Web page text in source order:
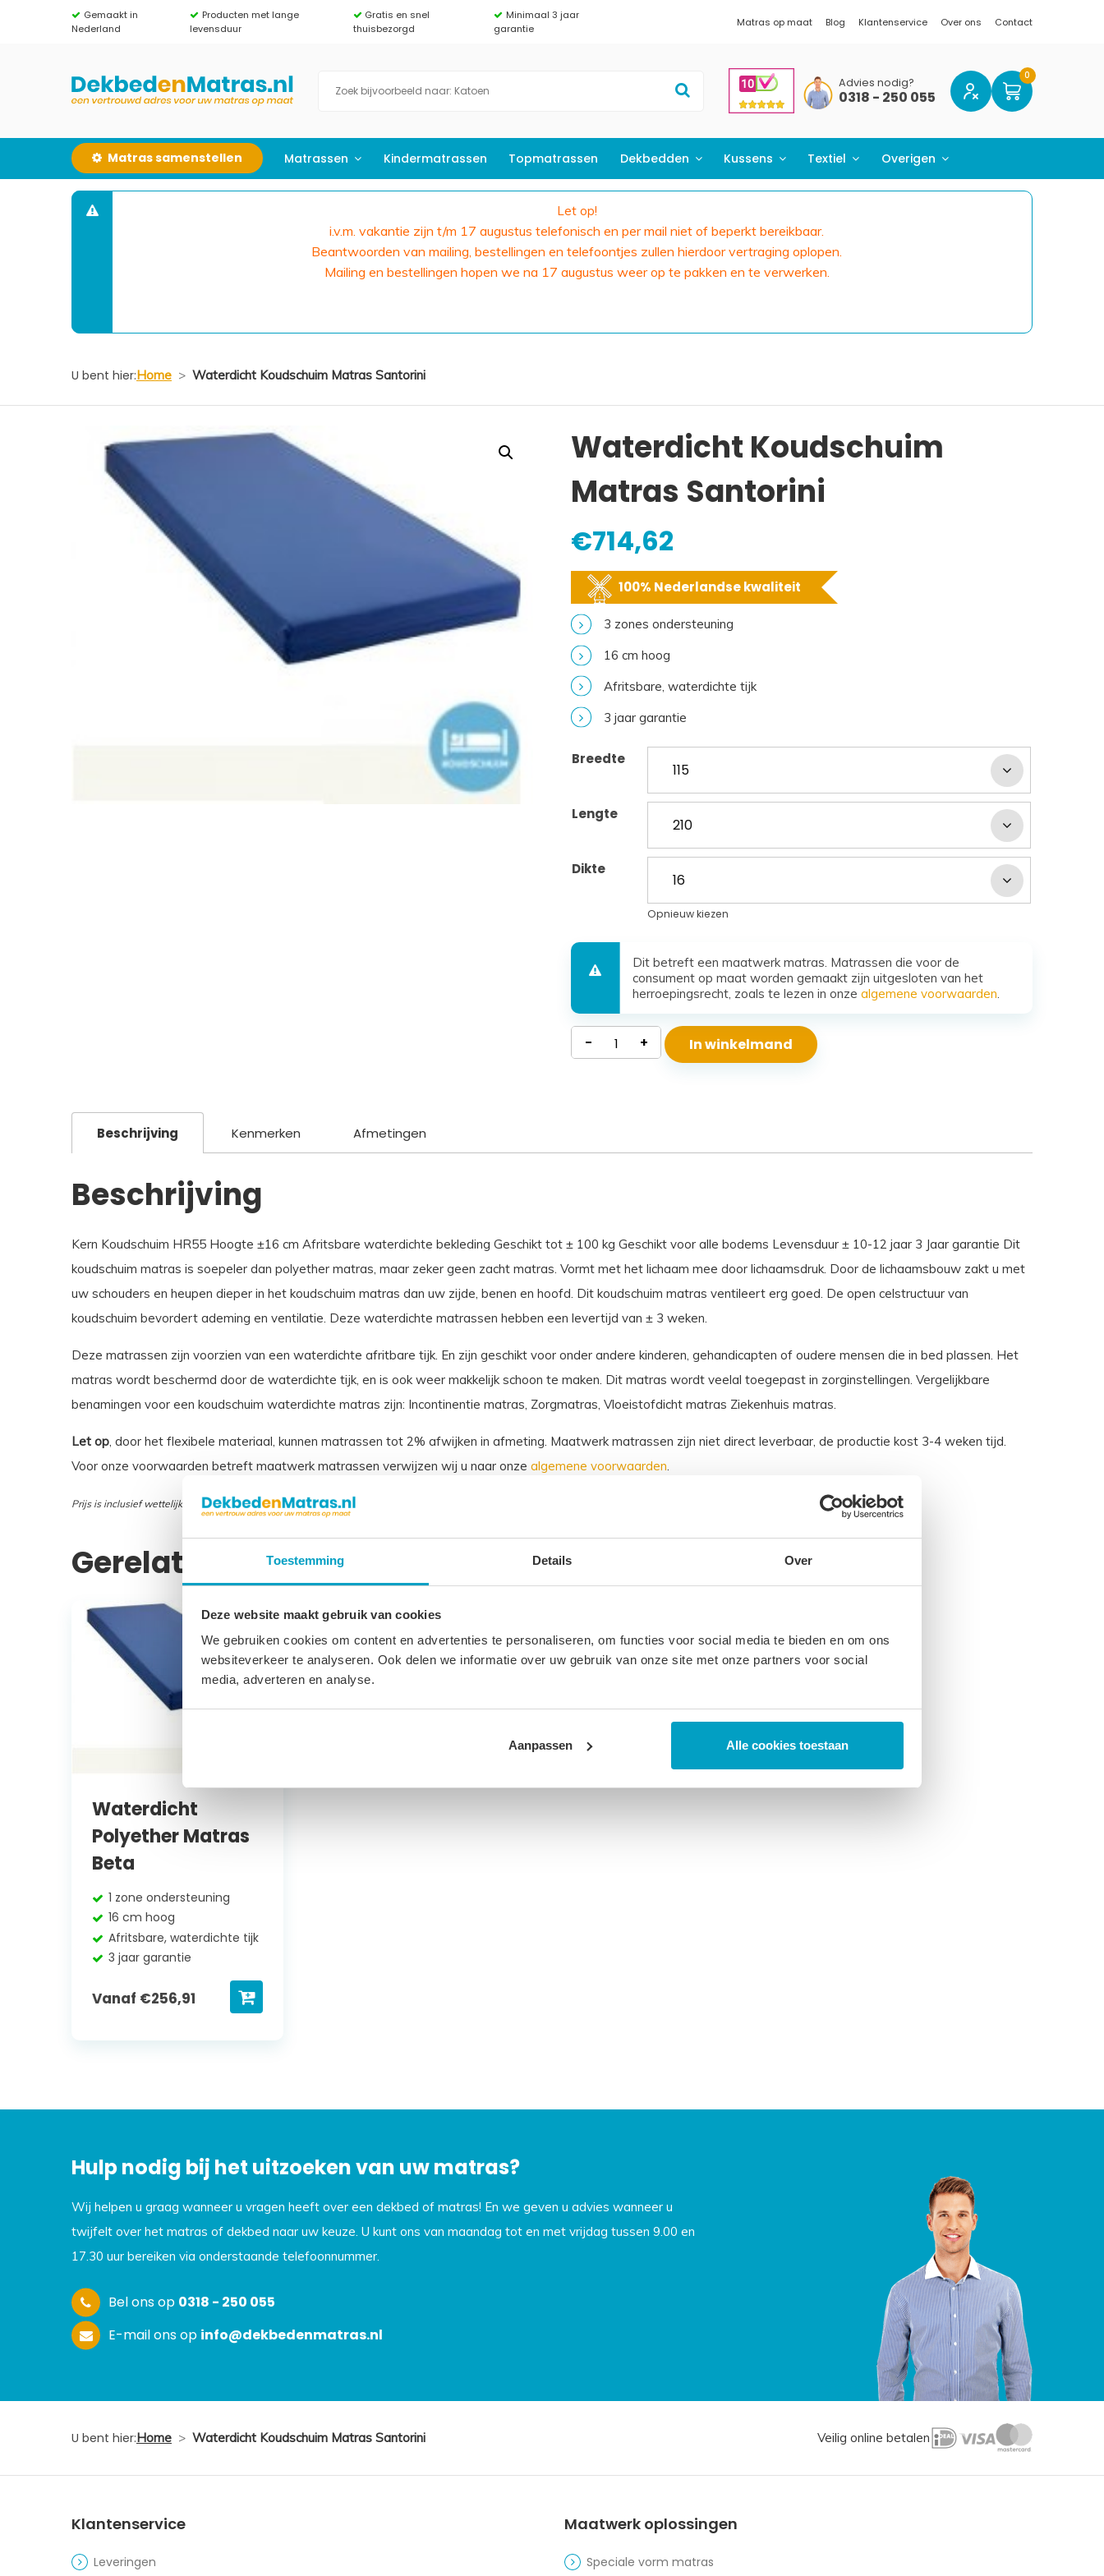
Toestemming Details Over
Deze website maakt gebruik van cookies
We gebruiken cookies om content en advertenties te personaliseren, om functies voor social media te bieden en om ons
websiteverkeer te analyseren. Ook delen we informatie over uw gebruik van onze site met onze partners voor social
media, adverteren en analyse.
Aanpassen Alle cookies toestaan
Gemaakt in
Nederland
Producten met lange
levensduur
Gratis en snel
thuisbezorgd
Minimaal 3 jaar
garantie
Matras op maat Blog Klantenservice Over ons Contact
Advies nodig?
0318 - 250 055
Matras samenstellen Matrassen Kindermatrassen Topmatrassen Dekbedden Kussens Textiel Overigen
Let op!
i.v.m. vakantie zijn t/m 17 augustus telefonisch en per mail niet of beperkt bereikbaar.
Beantwoorden van mailing, bestellingen en telefoontjes zullen hierdoor vertraging oplopen.
Mailing en bestellingen hopen we na 17 augustus weer op te pakken en te verwerken.
U bent hier:Home > Waterdicht Koudschuim Matras Santorini
Waterdicht Koudschuim
Matras Santorini
€714,62
100% Nederlandse kwaliteit
3 zones ondersteuning
16 cm hoog
Afritsbare, waterdichte tijk
3 jaar garantie
Breedte
Lengte
Dikte
Opnieuw kiezen
Dit betreft een maatwerk matras. Matrassen die voor de
consument op maat worden gemaakt zijn uitgesloten van het
herroepingsrecht, zoals te lezen in onzealgemene voorwaarden.
Koudschuim
- + In winkelmand
Beschrijving Kenmerken Afmetingen
Beschrijving
Kern Koudschuim HR55 Hoogte ±16 cm Afritsbare waterdichte bekleding Geschikt tot ± 100 kg Geschikt voor alle bodems Levensduur ± 10-12 jaar 3 Jaar garantie Dit
koudschuim matras is soepeler dan polyether matras, maar zeker geen zacht matras. Vormt met het lichaam mee door lichaamsdruk. Door de lichaamsbouw zakt u met
uw schouders en heupen dieper in het koudschuim matras dan uw zijde, benen en hoofd. Dit koudschuim matras ventileert erg goed. De open celstructuur van
koudschuim bevordert ademing en ventilatie. Deze waterdichte matrassen hebben een levertijd van ± 3 weken.
Deze matrassen zijn voorzien van een waterdichte afritbare tijk. En zijn geschikt voor onder andere kinderen, gehandicapten of oudere mensen die in bed plassen. Het
matras wordt beschermd door de waterdichte tijk, en is ook weer makkelijk schoon te maken. Dit matras wordt veelal toegepast in zorginstellingen. Vergelijkbare
benamingen voor een koudschuim waterdichte matras zijn: Incontinentie matras, Zorgmatras, Vloeistofdicht matras Ziekenhuis matras.
Let op, door het flexibele materiaal, kunnen matrassen tot 2% afwijken in afmeting. Maatwerk matrassen zijn niet direct leverbaar, de productie kost 3-4 weken tijd.
Voor onze voorwaarden betreft maatwerk matrassen verwijzen wij u naar onze algemene voorwaarden.
Prijs is inclusief wettelijke verwijderingsbijdrage
Gerelateerde producten
Waterdicht
Polyether Matras
Beta
1 zone ondersteuning
16 cm hoog
Afritsbare, waterdichte tijk
3 jaar garantie
Vanaf €256,91
Hulp nodig bij het uitzoeken van uw matras?
Wij helpen u graag wanneer u vragen heeft over een dekbed of matras! En we geven u advies wanneer u
twijfelt over het matras of dekbed naar uw keuze. U kunt ons van maandag tot en met vrijdag tussen 9.00 en
17.30 uur bereiken via onderstaande telefoonnummer.
Bel ons op 0318 - 250 055
E-mail ons op info@dekbedenmatras.nl
U bent hier:Home > Waterdicht Koudschuim Matras Santorini Veilig online betalen
Klantenservice
Leveringen
Maatwerk oplossingen
Speciale vorm matras